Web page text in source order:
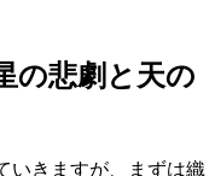
の悲劇と天の
いきますが、まずは織